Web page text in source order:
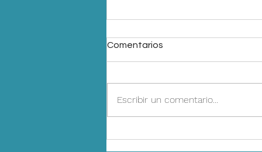
Comentarios
Escribir un comentario...